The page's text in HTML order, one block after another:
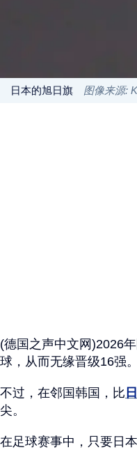
日本的旭日旗 图像来源:
(德国之声中文网)2026
球，从而无缘晋级16强。
不过，在邻国韩国，比
尖。
在足球赛事中，只要日